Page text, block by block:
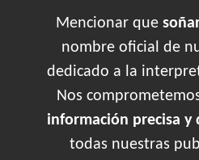
Mencionar que
nombre oficial de
dedicado a la
Nos
información precisa y
todas nuestras